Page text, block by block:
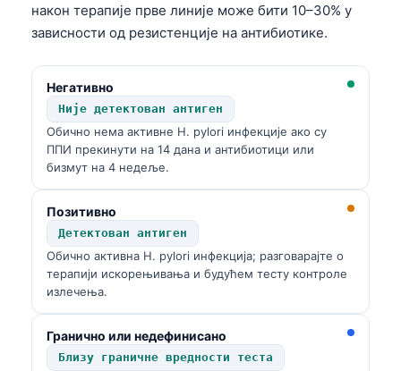
након терапије прве линије може бити 10–30% у
зависности од резистенције на антибиотике.
Негативно
Није детектован антиген
Обично нема активне H. pylori инфекције ако су
ППИ прекинути на 14 дана и антибиотици или
бизмут на 4 недеље.
Позитивно
Детектован антиген
Обично активна H. pylori инфекција; разговарајте о
терапији искорењивања и будућем тесту контроле
излечења.
Гранично или недефинисано
Близу граничне вредности теста